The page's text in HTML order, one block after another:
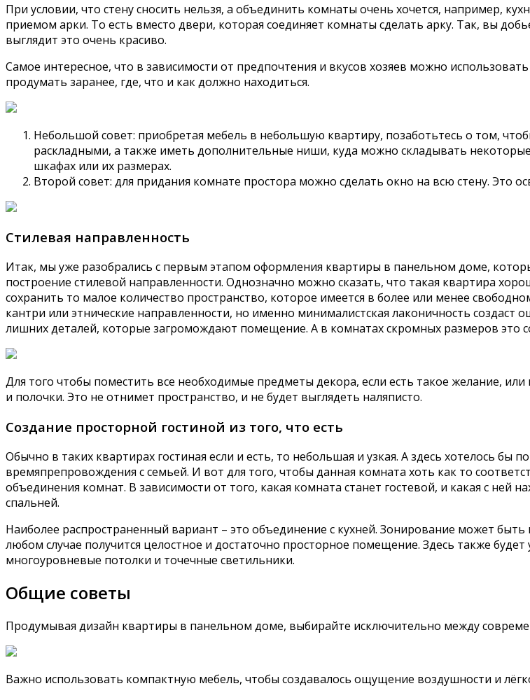
При условии, что стену сносить нельзя, а объединить комнаты очень хочется, например,
приемом арки. То есть вместо двери, которая соединяет комнаты сделать арку. Так, вы
выглядит это очень красиво.
Самое интересное, что в зависимости от предпочтения и вкусов хозяев можно
продумать заранее, где, что и как должно находиться.
Небольшой совет: приобретая мебель в небольшую квартиру, позаботьтесь о том,
раскладными, а также иметь дополнительные ниши, куда можно складывать
шкафах или их размерах.
Второй совет: для придания комнате простора можно сделать окно на всю стену. Это
Стилевая направленность
Итак, мы уже разобрались с первым этапом оформления квартиры в панельном доме,
построение стилевой направленности. Однозначно можно сказать, что такая квартира
сохранить то малое количество пространство, которое имеется в более или менее
кантри или этнические направленности, но именно минималистская лаконичность создаст
лишних деталей, которые загромождают помещение. А в комнатах скромных размеров это
Для того чтобы поместить все необходимые предметы декора, если есть такое желание,
и полочки. Это не отнимет пространство, и не будет выглядеть наляписто.
Создание просторной гостиной из того, что есть
Обычно в таких квартирах гостиная если и есть, то небольшая и узкая. А здесь хотелось бы
времяпрепровождения с семьей. И вот для того, чтобы данная комната хоть как то
объединения комнат. В зависимости от того, какая комната станет гостевой, и какая с ней
спальней.
Наиболее распространенный вариант – это объединение с кухней. Зонирование может
любом случае получится целостное и достаточно просторное помещение. Здесь также
многоуровневые потолки и точечные светильники.
Общие советы
Продумывая дизайн квартиры в панельном доме, выбирайте исключительно между
Важно использовать компактную мебель, чтобы создавалось ощущение воздушности и